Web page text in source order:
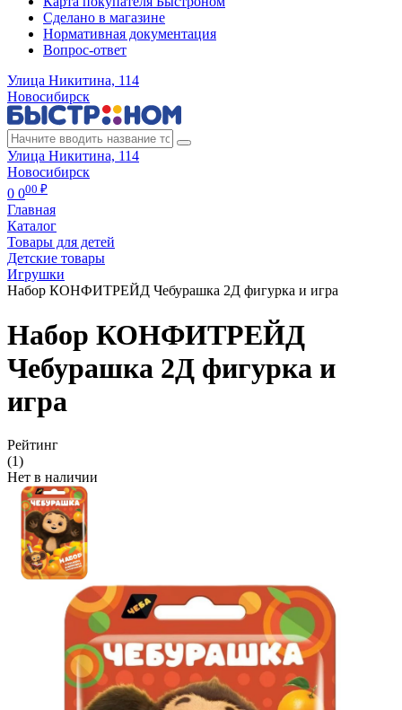
Сделано в магазине
Нормативная документация
Вопрос-ответ
Улица Никитина, 114
Новосибирск
Улица Никитина, 114
Новосибирск
0 000 ₽
Главная
Каталог
Товары для детей
Детские товары
Игрушки
Набор КОНФИТРЕЙД Чебурашка 2Д фигурка и игра
Набор КОНФИТРЕЙД
Чебурашка 2Д фигурка и
игра
Рейтинг
(1)
Нет в наличии